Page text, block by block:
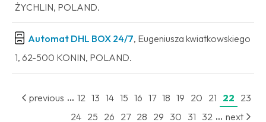
ŻYCHLIN, POLAND.
Automat DHL BOX 24/7, Eugeniusza kwiatkowskiego
1, 62-500 KONIN, POLAND.
previous ... 12 13 14 15 16 17 18 19 20 21 22 23
24 25 26 27 28 29 30 31 32 ... next